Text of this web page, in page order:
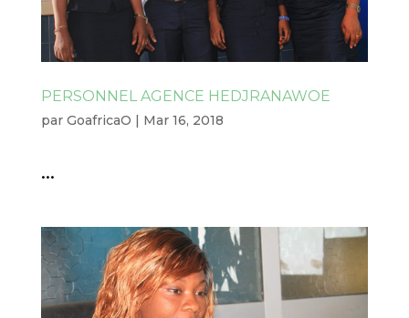
PERSONNEL AGENCE HEDJRANAWOE
par GoafricaO | Mar 16, 2018
...